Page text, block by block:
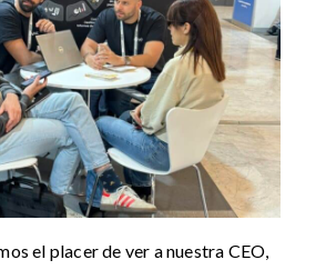
el placer de ver a nuestra CEO,